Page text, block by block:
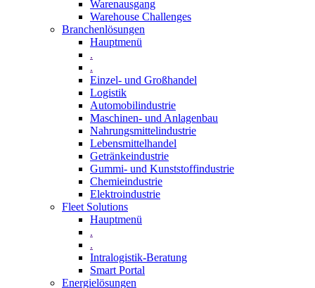
Warenausgang
Warehouse Challenges
Branchenlösungen
Hauptmenü
.
.
Einzel- und Großhandel
Logistik
Automobilindustrie
Maschinen- und Anlagenbau
Nahrungsmittelindustrie
Lebensmittelhandel
Getränkeindustrie
Gummi­- und Kunststoffindustrie
Chemieindustrie
Elektroindustrie
Fleet Solutions
Hauptmenü
.
.
Intralogistik-Beratung
Smart Portal
Energielösungen